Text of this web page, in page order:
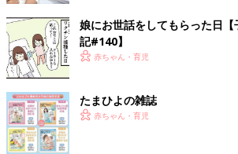
娘にお世話をしてもらった日
記#140】
赤ちゃん・育児
たまひよの雑誌
赤ちゃん・育児